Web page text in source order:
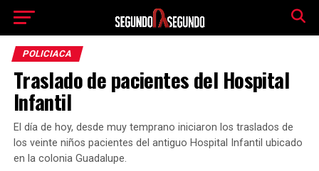
POLICIACA
Traslado de pacientes del Hospital
Infantil
El día de hoy, desde muy temprano iniciaron los traslados de
los veinte niños pacientes del antiguo Hospital Infantil ubicado
en la colonia Guadalupe.